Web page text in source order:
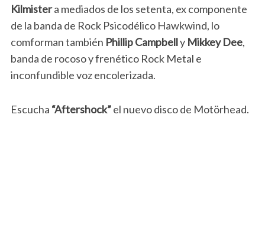
Kilmistera mediados de los setenta, ex componente
de la banda de Rock Psicodélico Hawkwind, lo
comforman también Phillip CampbellyMikkey Dee,
banda de rocoso y frenético Rock Metal e
inconfundible voz encolerizada.
Escucha “Aftershock”el nuevo disco de Motörhead.